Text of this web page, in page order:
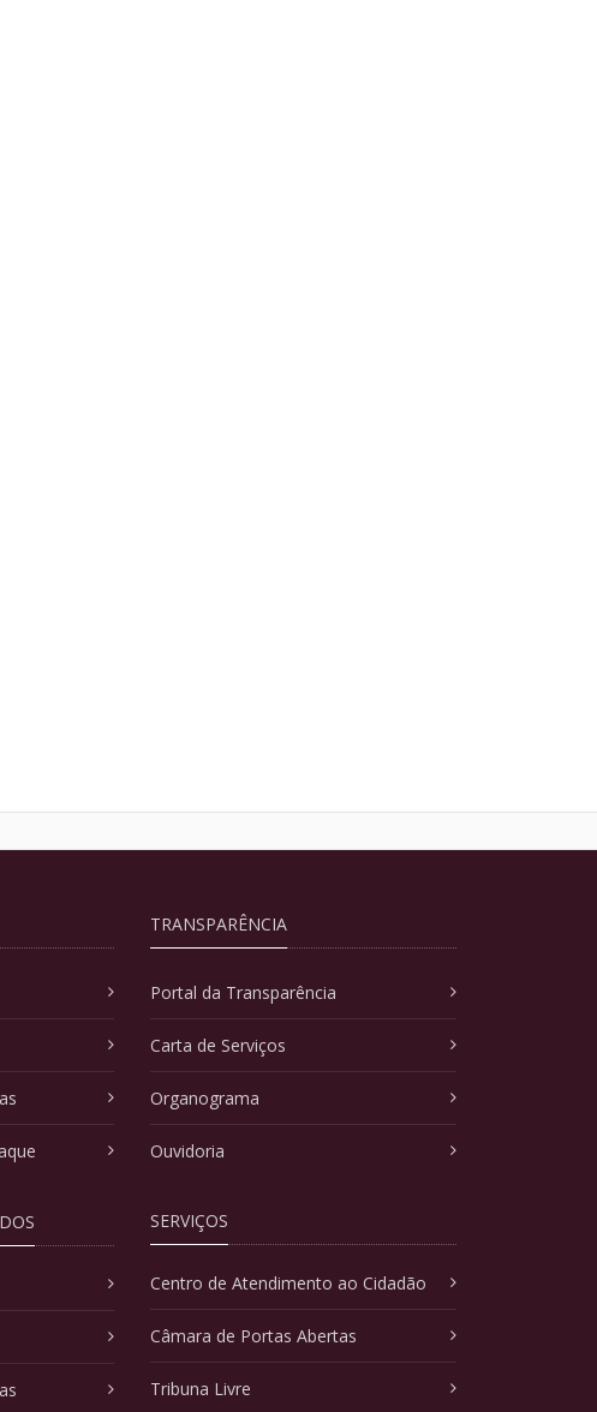
TRANSPARÊNCIA
Portal da Transparência
Carta de Serviços
Organograma
Ouvidoria
SERVIÇOS
Centro de Atendimento ao Cidadão
Câmara de Portas Abertas
Tribuna Livre